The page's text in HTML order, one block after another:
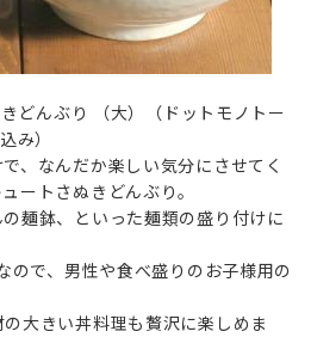
どんぶり （大）（ドットモノトー
み）
、なんだか楽しい気分にさせてく
ートさぬきどんぶり。
麺鉢、といった麺類の盛り付けに
ので、男性や食べ盛りのお子様用の
大きい丼料理も贅沢に楽しめま